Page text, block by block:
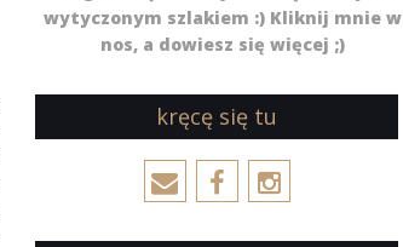
wytyczonym szlakiem :) Kliknij mnie w
nos, a dowiesz się więcej ;)
kręcę się tu